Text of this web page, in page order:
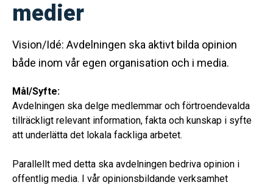
medier
Vision/Idé: Avdelningen ska aktivt bilda opinion
både inom vår egen organisation och i media.
Mål/Syfte:
Avdelningen ska delge medlemmar och förtroendevalda
tillräckligt relevant information, fakta och kunskap i syfte
att underlätta det lokala fackliga arbetet.
Parallellt med detta ska avdelningen bedriva opinion i
offentlig media. I vår opinionsbildande verksamhet